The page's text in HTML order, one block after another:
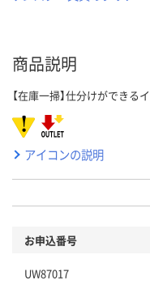
商品説明
【在庫一掃】仕分けができ
アイコンの説明
お申込番号
UW87017